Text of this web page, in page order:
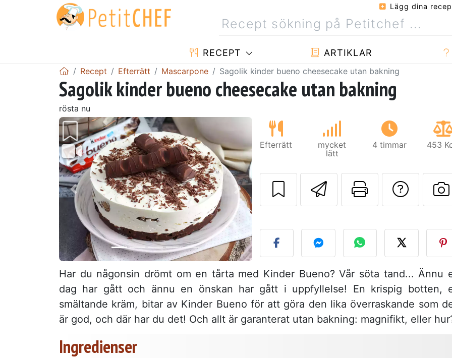
Lägg dina
RECEPT ARTIKLAR
Recept Efterrätt Mascarpone Sagolik kinder bueno cheesecake utan bakning
Sagolik kinder bueno cheesecake utan bakning
rösta nu
Föregående Nästa
Efterrätt
mycket
lätt
4 timmar 453
Skicka detta
Skriv ut
Har du någonsin drömt om en tårta med Kinder Bueno? Vår söta tand... Ännu
dag har gått och ännu en önskan har gått i uppfyllelse! En krispig botten,
smältande kräm, bitar av Kinder Bueno för att göra den lika överraskande som
är god, och där har du det! Och allt är garanterat utan bakning: magnifikt, eller
Ingredienser